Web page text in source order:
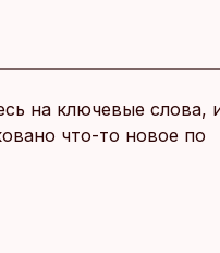
на ключевые слова,
что-то новое по